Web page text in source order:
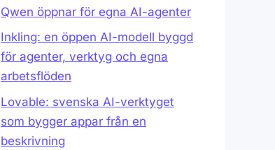
Qwen öppnar för egna AI-agenter
Inkling: en öppen AI-modell byggd
för agenter, verktyg och egna
arbetsflöden
Lovable: svenska AI-verktyget
som bygger appar från en
beskrivning